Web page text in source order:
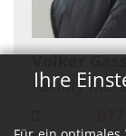
Ihre
Volker
Facility